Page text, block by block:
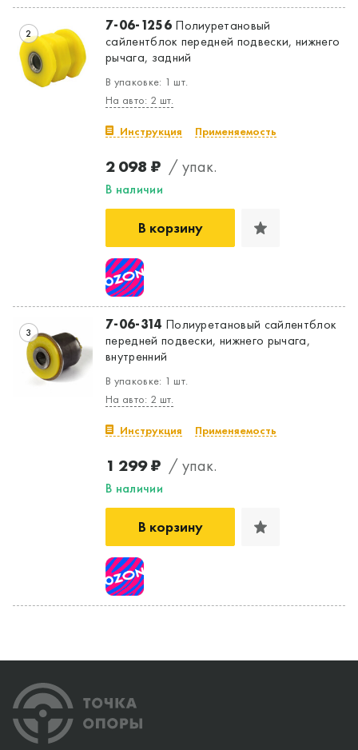
2 7-06-1256Полиуретановый
сайлентблок передней подвески, нижнего
рычага, задний
В упаковке: 1 шт.
На авто: 2 шт.
Инструкция Применяемость
2 098 ₽ / упак.
В наличии
В корзину
3 7-06-314 Полиуретановый сайлентблок
передней подвески, нижнего рычага,
внутренний
В упаковке: 1 шт.
На авто: 2 шт.
Инструкция Применяемость
1 299 ₽ / упак.
В наличии
В корзину